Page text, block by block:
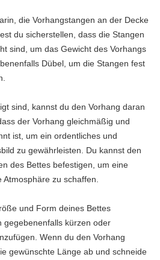
die Vorhangstangen an der Decke
du sicherstellen, dass die Stangen
sind, um das Gewicht des Vorhangs
Dübel, um die Stangen fest
sind, kannst du den Vorhang daran
der Vorhang gleichmäßig und
ist, um ein ordentliches und
zu gewährleisten. Du kannst den
des Bettes befestigen, um eine
zu schaffen.
und Form deines Bettes
gegebenenfalls kürzen oder
Wenn du den Vorhang
gewünschte Länge ab und schneide